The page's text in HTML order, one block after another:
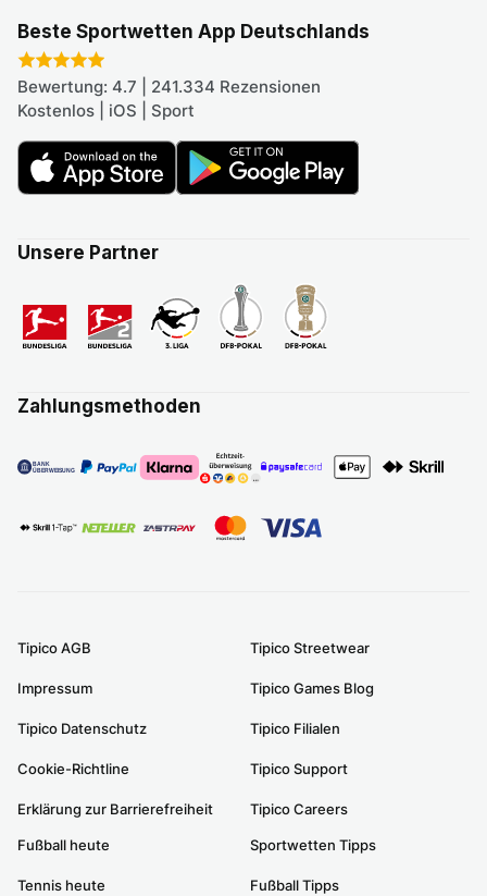
Beste Sportwetten App Deutschlands
Bewertung: 4.7 | 241.334 Rezensionen
Kostenlos | iOS | Sport
Unsere Partner
Zahlungsmethoden
Tipico AGB
Impressum
Tipico Datenschutz
Cookie-Richtline
Erklärung zur Barrierefreiheit
Tipico Streetwear
Tipico Games Blog
Tipico Filialen
Tipico Support
Tipico Careers
Fußball heute
Tennis heute
Sportwetten Tipps
Fußball Tipps